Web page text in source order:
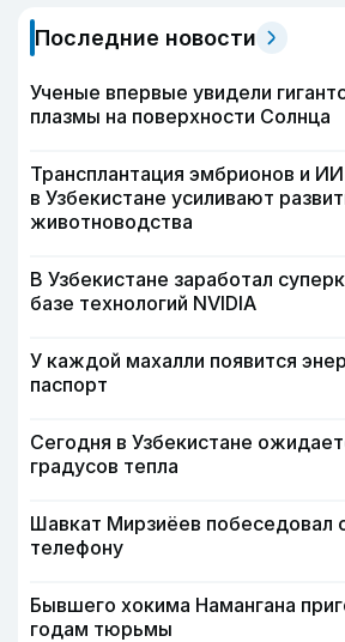
Последние новости
Ученые впервые увидели
плазмы на поверхности Солнца
Трансплантация эмбрионов и
в Узбекистане усиливают
животноводства
В Узбекистане заработал
базе технологий NVIDIA
У каждой махалли появится
паспорт
Сегодня в Узбекистане
градусов тепла
Шавкат Мирзиёев побеседовал
телефону
Бывшего хокима Намангана
годам тюрьмы